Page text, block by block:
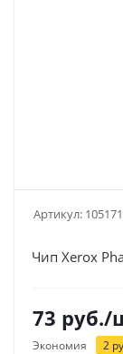
Артикул: 105171
Чип Xerox
73 руб./
Экономия 2